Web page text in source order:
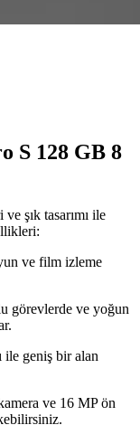
S 128 GB 8
şık tasarımı ile
ve film izleme
görevlerde ve yoğun
ile geniş bir alan
ve 16 MP ön